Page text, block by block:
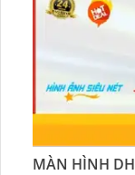
MÀN HÌNH